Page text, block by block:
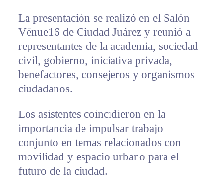
La presentación se realizó en el Salón
Vēnue16 de Ciudad Juárez y reunió a
representantes de la academia, sociedad
civil, gobierno, iniciativa privada,
benefactores, consejeros y organismos
ciudadanos.
Los asistentes coincidieron en la
importancia de impulsar trabajo
conjunto en temas relacionados con
movilidad y espacio urbano para el
futuro de la ciudad.